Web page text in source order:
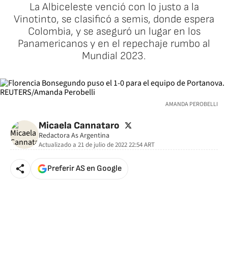
La Albiceleste venció con lo justo a la
Vinotinto, se clasificó a semis, donde espera
Colombia, y se aseguró un lugar en los
Panamericanos y en el repechaje rumbo al
Mundial 2023.
AMANDA PEROBELLI
Micaela Cannataro twitter
Redactora As Argentina
Actualizado a 21 de julio de 2022 22:54ART
Preferir AS en Google